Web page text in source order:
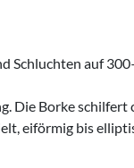
Schluchten auf
Die Borke
eiförmig bis